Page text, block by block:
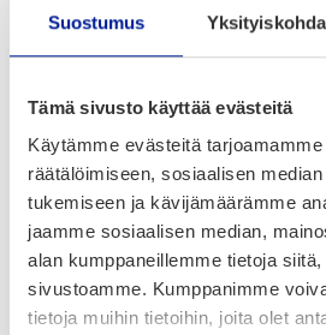
Suostumus
Tämä sivusto käyttää evästeitä
Käytämme evästeitä
räätälöimiseen, sosiaalisen
tukemiseen ja kävijämäärämme
jaamme sosiaalisen median,
alan kumppaneillemme tietoja
sivustoamme. Kumppanimme
tietoja muihin tietoihin, joita olet
Tutus­tu ohjel­maan ja
Jaa